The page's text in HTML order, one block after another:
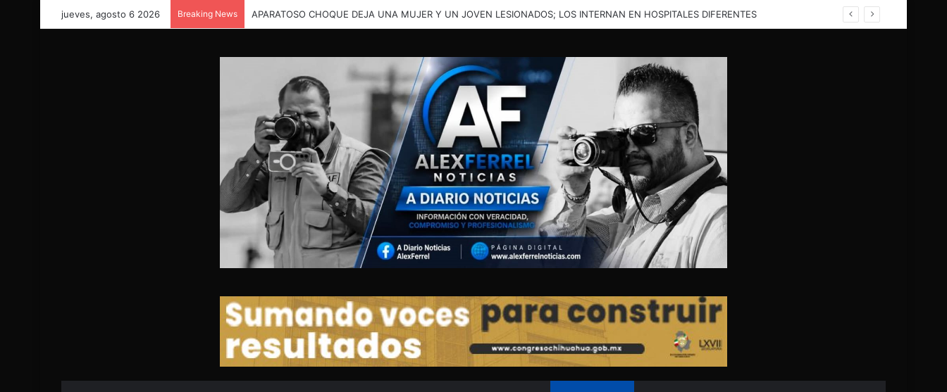
jueves, agosto 6 2026 Breaking News GRAVE ACCIDENTE EN LA JUNTA DEJA A UNA PERSONA ATRAPADA Y TRASLADADA EN HELICÓPTERO